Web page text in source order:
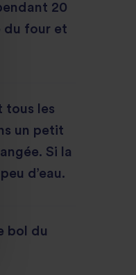
20
du four et
tous les
un petit
Si la
d’eau.
bol du